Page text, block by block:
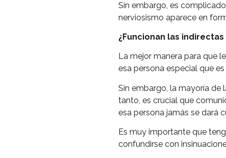
Sin embargo, es
nerviosismo aparece en
¿Funcionan las
La mejor manera para que
esa persona especial que
Sin embargo, la mayoría de
tanto, es crucial que
esa persona jamás se dará
Es muy importante que
confundirse con